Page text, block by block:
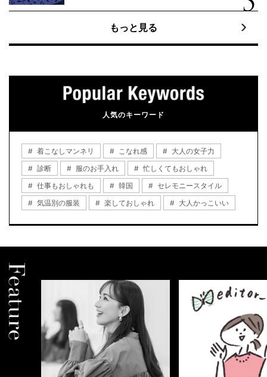
もっと見る
人気のキーワード
着こなしマンネリ こなれ感
大人の女子力
診断
服のお手入れ
忙しくてもおしゃれ
仕事もおしゃれも
韓国
セレモニースタイル
気温別の服装
楽しておしゃれ 大人かっこいい